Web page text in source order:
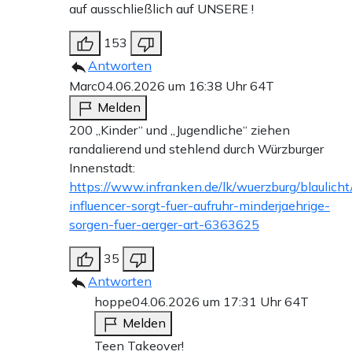
auf ausschließlich auf UNSERE !
153
Antworten
Marc04.06.2026 um 16:38 Uhr64T
Melden
200 „Kinder“ und „Jugendliche“ ziehen
randalierend und stehlend durch Würzburger
Innenstadt:
https://www.infranken.de/lk/wuerzburg/
influencer-sorgt-fuer-aufruhr-minderjaehrige-
sorgen-fuer-aerger-art-6363625
35
Antworten
hoppe04.06.2026 um 17:31 Uhr64T
Melden
Teen Takeover!